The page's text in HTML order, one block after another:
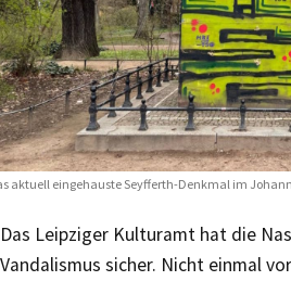
aktuell eingehauste Seyfferth-Denkmal im
Das Leipziger Kulturamt hat die
Vandalismus sicher. Nicht einmal